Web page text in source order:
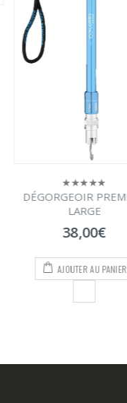
PREMIUM